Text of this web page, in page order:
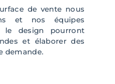
de vente nous
et nos équipes
le design pourront
et élaborer des
demande.